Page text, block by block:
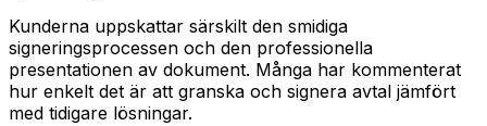
Kunderna uppskattar särskilt den smidiga
signeringsprocessen och den professionella
presentationen av dokument. Många har kommenterat
hur enkelt det är att granska och signera avtal jämfört
med tidigare lösningar.